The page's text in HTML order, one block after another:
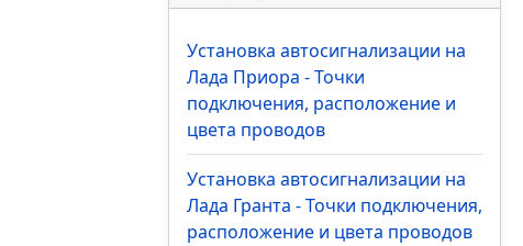
Установка автосигнализации на
Лада Приора - Точки
подключения, расположение и
цвета проводов
Установка автосигнализации на
Лада Гранта - Точки подключения,
расположение и цвета проводов